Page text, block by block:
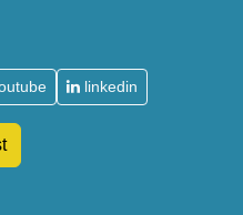
linkedin